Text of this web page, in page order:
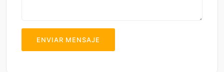
ENVIAR MENSAJE